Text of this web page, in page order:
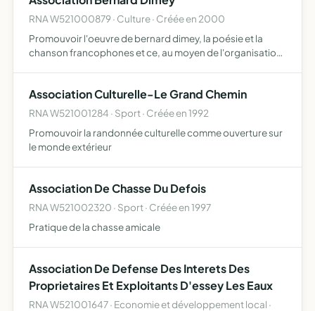
RNA W521000879 · Culture · Créée en 2000
Promouvoir l'oeuvre de bernard dimey, la poésie et la
chanson francophones et ce, au moyen de l'organisation
général,…
Association Culturelle-Le Grand Chemin
RNA W521001284 · Sport · Créée en 1992
Promouvoir la randonnée culturelle comme ouverture sur
le monde extérieur
Association De Chasse Du Defois
RNA W521002320 · Sport · Créée en 1997
Pratique de la chasse amicale
Association De Defense Des Interets Des
Proprietaires Et Exploitants D'essey Les Eaux
RNA W521001647 · Economie et développement local ·